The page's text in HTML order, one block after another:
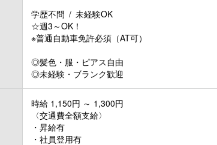
学歴不問 / 未経験OK
☆週3～OK！
※普通自動車免許必須（AT可）
◎髪色・服・ピアス自由
◎未経験・ブランク歓迎
時給 1,150円 ～ 1,300円
〈交通費全額支給〉
・昇給有
・社員登用有